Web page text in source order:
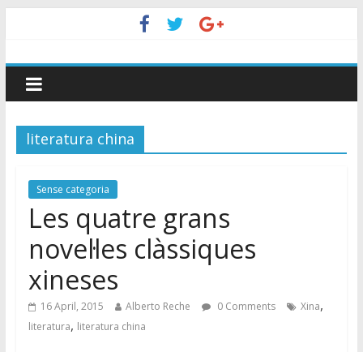
literatura china
Sense categoria
Les quatre grans
novel·les clàssiques
xineses
16 April, 2015 Alberto Reche 0 Comments Xina,
literatura, literatura china